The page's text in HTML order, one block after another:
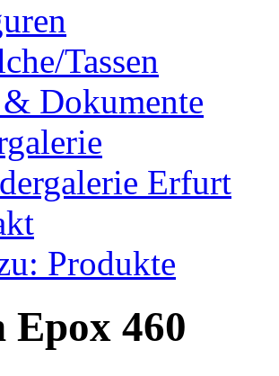
Tassen
Dokumente
Erfurt
Produkte
460